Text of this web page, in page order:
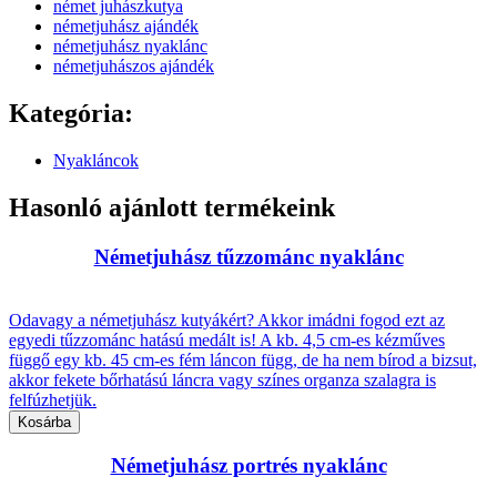
német juhászkutya
németjuhász ajándék
németjuhász nyaklánc
németjuhászos ajándék
Kategória:
Nyakláncok
Hasonló ajánlott termékeink
Németjuhász tűzzománc nyaklánc
Odavagy a németjuhász kutyákért? Akkor imádni fogod ezt az
egyedi tűzzománc hatású medált is! A kb. 4,5 cm-es kézműves
függő egy kb. 45 cm-es fém láncon függ, de ha nem bírod a bizsut,
akkor fekete bőrhatású láncra vagy színes organza szalagra is
felfúzhetjük.
Németjuhász portrés nyaklánc